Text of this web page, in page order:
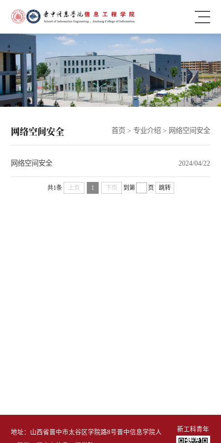
网络空间安全 首页 > 专业介绍> 网络空间安全
网络空间安全 2024/04/22
共1条 上页 1 下页 到第 页 跳转
地址：山西省晋中市太谷区学院路8号晋中信息学院人
新工科青年